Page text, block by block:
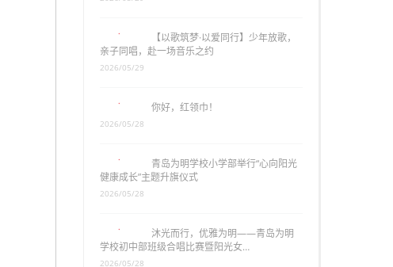
【以歌筑梦·以爱同行】少年放歌，
亲子同唱，赴一场音乐之约
你好，红领巾！
青岛为明学校小学部举行“心向阳光
健康成长”主题升旗仪式
沐光而行，优雅为明——青岛为明
学校初中部班级合唱比赛暨阳光女…